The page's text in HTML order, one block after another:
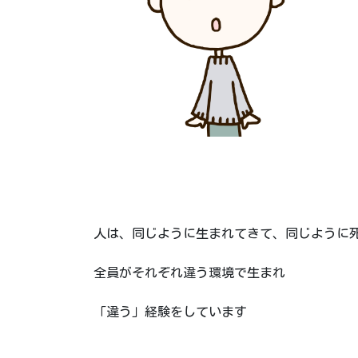
人は、同じように生まれてきて、同じように
全員がそれぞれ違う環境で生まれ
「違う」経験をしています